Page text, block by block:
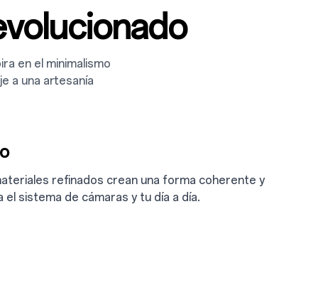
en el minimalismo
a una artesanía
refinados crean una forma coherente y
sistema de cámaras y tu día a día.